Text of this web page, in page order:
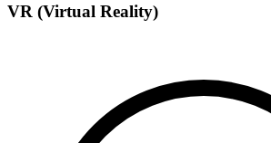
VR (Virtual Reality)